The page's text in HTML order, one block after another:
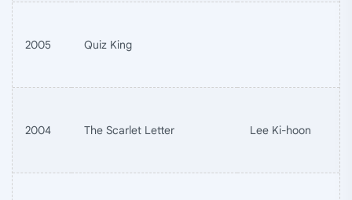
2005 Quiz King
2004 The Scarlet Letter Lee Ki-hoon